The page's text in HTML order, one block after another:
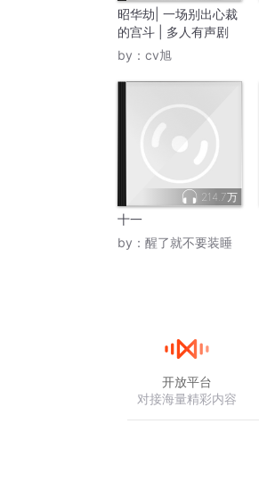
昭华劫| 一场别出心裁
的宫斗 | 多人有声剧
by： cv旭
214.7万
十一
by： 醒了就不要装睡
开放平台
对接海量精彩内容